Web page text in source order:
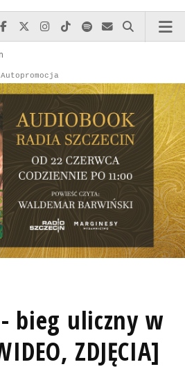
po prostu do nas zadzwoń
Odwiedź nas na Facebook-u
Odwiedź nas na X
Odwiedź nas na Instagram-ie
Odwiedź nas na TikTok-u
Szukaj nas na Spotify
Wyślij do nas
Szukaj
Reklama
bieg uliczny w
ZDJĘCIA]